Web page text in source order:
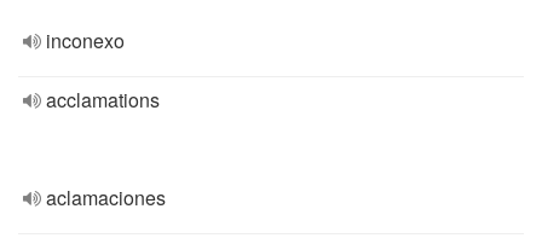
inconexo
acclamations
aclamaciones